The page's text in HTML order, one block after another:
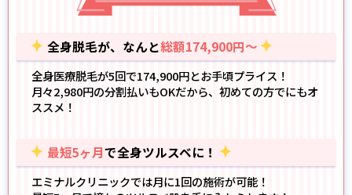
全身脱毛が、なんと総額174,900円～
全身医療脱毛が5回で174,900円とお手頃プライス！
月々2,980円の分割払いもOKだから、初めての方でにもオ
ススメ！
最短5ヶ月で全身ツルスベに！
エミナルクリニックでは月に1回の施術が可能！